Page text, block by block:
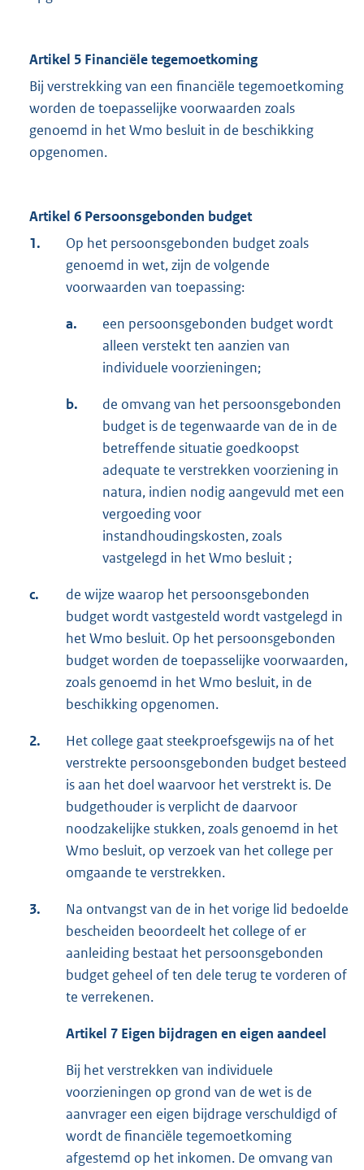
Artikel 5 Financiële tegemoetkoming
Bij verstrekking van een financiële tegemoetkoming
worden de toepasselijke voorwaarden zoals
genoemd in het Wmo besluit in de beschikking
opgenomen.
Artikel 6 Persoonsgebonden budget
1.
Op het persoonsgebonden budget zoals
genoemd in wet, zijn de volgende
voorwaarden van toepassing:
a.
een persoonsgebonden budget wordt
alleen verstekt ten aanzien van
individuele voorzieningen;
b.
de omvang van het persoonsgebonden
budget is de tegenwaarde van de in de
betreffende situatie goedkoopst
adequate te verstrekken voorziening in
natura, indien nodig aangevuld met een
vergoeding voor
instandhoudingskosten, zoals
vastgelegd in het Wmo besluit ;
c.
de wijze waarop het persoonsgebonden
budget wordt vastgesteld wordt vastgelegd in
het Wmo besluit. Op het persoonsgebonden
budget worden de toepasselijke voorwaarden,
zoals genoemd in het Wmo besluit, in de
beschikking opgenomen.
2.
Het college gaat steekproefsgewijs na of het
verstrekte persoonsgebonden budget besteed
is aan het doel waarvoor het verstrekt is. De
budgethouder is verplicht de daarvoor
noodzakelijke stukken, zoals genoemd in het
Wmo besluit, op verzoek van het college per
omgaande te verstrekken.
3.
Na ontvangst van de in het vorige lid bedoelde
bescheiden beoordeelt het college of er
aanleiding bestaat het persoonsgebonden
budget geheel of ten dele terug te vorderen of
te verrekenen.
Artikel 7 Eigen bijdragen en eigen aandeel
Bij het verstrekken van individuele
voorzieningen op grond van de wet is de
aanvrager een eigen bijdrage verschuldigd of
wordt de financiële tegemoetkoming
afgestemd op het inkomen. De omvang van